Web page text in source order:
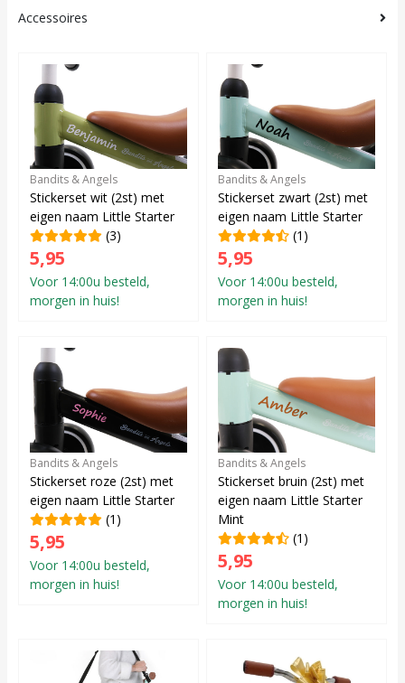
Accessoires
Bandits & Angels
Stickerset wit (2st) met
eigen naam Little Starter
(3)
5,95
Voor 14:00u besteld,
morgen in huis!
Bandits & Angels
Stickerset zwart (2st) met
eigen naam Little Starter
(1)
5,95
Voor 14:00u besteld,
morgen in huis!
Bandits & Angels
Stickerset roze (2st) met
eigen naam Little Starter
(1)
5,95
Voor 14:00u besteld,
morgen in huis!
Bandits & Angels
Stickerset bruin (2st) met
eigen naam Little Starter
Mint
(1)
5,95
Voor 14:00u besteld,
morgen in huis!